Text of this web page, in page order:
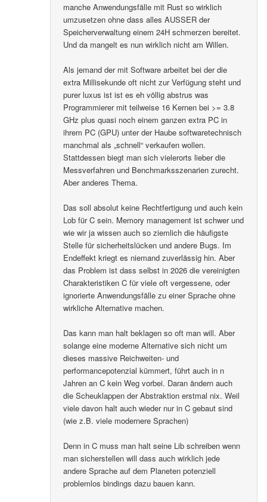
manche Anwendungsfälle mit Rust so wirklich
umzusetzen ohne dass alles AUSSER der
Speicherverwaltung einem 24H schmerzen bereitet.
Und da mangelt es nun wirklich nicht am Willen.
Als jemand der mit Software arbeitet bei der die
extra Millisekunde oft nicht zur Verfügung steht und
purer luxus ist ist es eh völlig abstrus was
Programmierer mit teilweise 16 Kernen bei >= 3.8
GHz plus quasi noch einem ganzen extra PC in
ihrem PC (GPU) unter der Haube softwaretechnisch
manchmal als „schnell“ verkaufen wollen.
Stattdessen biegt man sich vielerorts lieber die
Messverfahren und Benchmarksszenarien zurecht.
Aber anderes Thema.
Das soll absolut keine Rechtfertigung und auch kein
Lob für C sein. Memory management ist schwer und
wie wir ja wissen auch so ziemlich die häufigste
Stelle für sicherheitslücken und andere Bugs. Im
Endeffekt kriegt es niemand zuverlässig hin. Aber
das Problem ist dass selbst in 2026 die vereinigten
Charakteristiken C für viele oft vergessene, oder
ignorierte Anwendungsfälle zu einer Sprache ohne
wirkliche Alternative machen.
Das kann man halt beklagen so oft man will. Aber
solange eine moderne Alternative sich nicht um
dieses massive Reichweiten- und
performancepotenzial kümmert, führt auch in n
Jahren an C kein Weg vorbei. Daran ändern auch
die Scheuklappen der Abstraktion erstmal nix. Weil
viele davon halt auch wieder nur in C gebaut sind
(wie z.B. viele modernere Sprachen)
Denn in C muss man halt seine Lib schreiben wenn
man sicherstellen will dass auch wirklich jede
andere Sprache auf dem Planeten potenziell
problemlos bindings dazu bauen kann.